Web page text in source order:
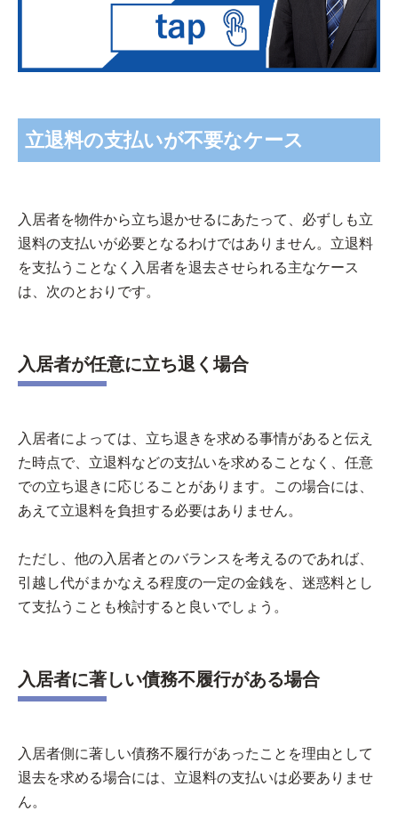
立退料の支払いが不要なケース
入居者を物件から立ち退かせるにあたって、必ずしも立
退料の支払いが必要となるわけではありません。立退料
を支払うことなく入居者を退去させられる主なケース
は、次のとおりです。
入居者が任意に立ち退く場合
入居者によっては、立ち退きを求める事情があると伝え
た時点で、立退料などの支払いを求めることなく、任意
での立ち退きに応じることがあります。この場合には、
あえて立退料を負担する必要はありません。
ただし、他の入居者とのバランスを考えるのであれば、
引越し代がまかなえる程度の一定の金銭を、迷惑料とし
て支払うことも検討すると良いでしょう。
入居者に著しい債務不履行がある場合
入居者側に著しい債務不履行があったことを理由として
退去を求める場合には、立退料の支払いは必要ありませ
ん。